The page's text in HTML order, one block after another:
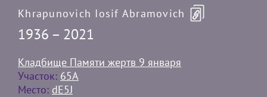
Khrapunovich Iosif Abramovich
1936 – 2021
Кладбище Памяти жертв 9 января
Участок: 65А
Место: dE5J